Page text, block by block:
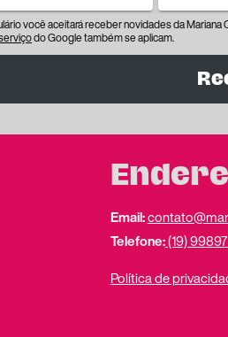
você aceitará receber novidades da Mariana
do Google também se aplicam.
Email:
Telefone:(19)
Política de